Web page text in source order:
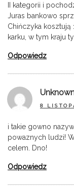
II kategorii i
Juras bankowo
Chińczyka kosztują
karku, w tym kraju
Odpowiedz
8
i takie gowno
powaznych ludzi!
celem. Dno!
Odpowiedz